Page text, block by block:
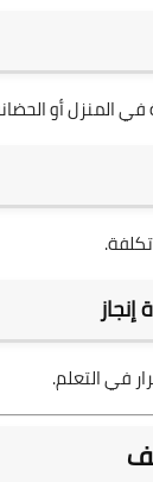
المنزل أو
في التعلم.